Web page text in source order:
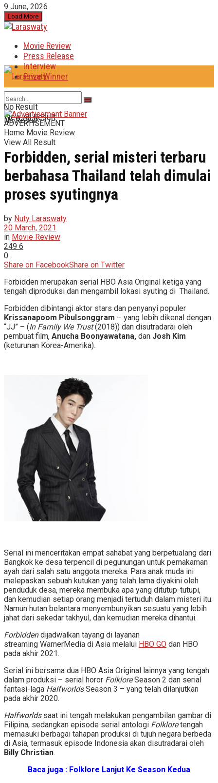
9 June, 2026
Load More
Movie Review
Press Release
Interview
Prize Winner
No Result
View All Result
No Result
View All Result
ADVERTISEMENT
Home Movie Review
Forbidden, serial misteri terbaru
berbahasa Thailand telah dimulai
proses syutingnya
by Nuty Laraswaty
20 March, 2021
in Movie Review
249 6
0
Share on FacebookShare on Twitter
Forbidden merupakan serial HBO Asia Original ketiga yang
tengah diproduksi dan mengambil lokasi syuting di Thailand.
Forbidden dibintangi aktor stars dan penyanyi populer
Krissanapoom Pibulsonggram – yang lebih dikenal dengan
“JJ” – (In Family We Trust(2018)) dan disutradarai oleh
pembuat film, Anucha Boonyawatana, dan Josh Kim
(keturunan Korea-Amerika).
Serial ini menceritakan empat sahabat yang berpetualang dari
Bangkok ke desa terpencil di pegunungan untuk pemakaman
ayah dari salah satu anggota mereka. Para anak muda ini
melepaskan sebuah kutukan yang telah lama diyakini oleh
penduduk desa, mereka membuka apa yang ditutup-tutupi,
dan kemudian setiap orang menjadi tertuduh dalam misteri itu.
Namun hutan belantara menyembunyikan sesuatu yang lebih
jahat dari sekedar takhyul, dan kemudian mereka dihantui.
Forbiddendijadwalkan tayang di layanan
streaming WarnerMedia di Asia melalui HBO GO dan HBO
pada akhir 2021.
Serial ini bersama dua HBO Asia Original lainnya yang tengah
dalam produksi – serial horor FolkloreSeason 2 dan serial
fantasi-laga HalfworldsSeason 3 – yang telah dilanjutkan
pada akhir 2020.
Halfworldssaat ini tengah melakukan pengambilan gambar di
Filipina, sedangkan episode serial antologi Folkloretengah
memasuki berbagai tahapan produksi di tujuh negara berbeda
di Asia, termasuk episode Indonesia akan disutradarai oleh
Billy Christian.
Baca juga : Folklore Lanjut Ke Season Kedua